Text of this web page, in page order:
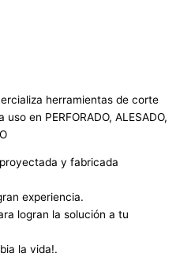
herramientas de corte
en PERFORADO, ALESADO,
y fabricada
experiencia.
logran la solución a tu
la vida!.